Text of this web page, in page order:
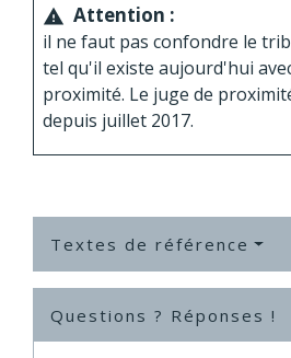
warning Attention :
il ne faut pas confondre le
tel qu'il existe aujourd'hui
proximité. Le juge de
depuis juillet 2017.
Textes de référence
Questions ? Réponses !